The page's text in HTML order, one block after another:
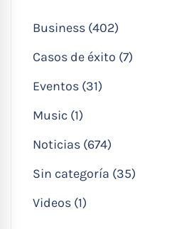
Business (402)
Casos de éxito (7)
Eventos (31)
Music (1)
Noticias (674)
Sin categoría (35)
Videos (1)